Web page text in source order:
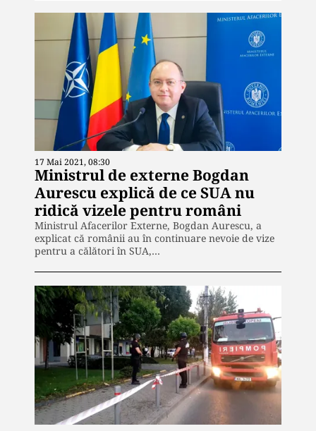
17 Mai 2021, 08:30
Ministrul de externe Bogdan
Aurescu explică de ce SUA nu
ridică vizele pentru români
Ministrul Afacerilor Externe, Bogdan Aurescu, a
explicat că românii au în continuare nevoie de vize
pentru a călători în SUA,…